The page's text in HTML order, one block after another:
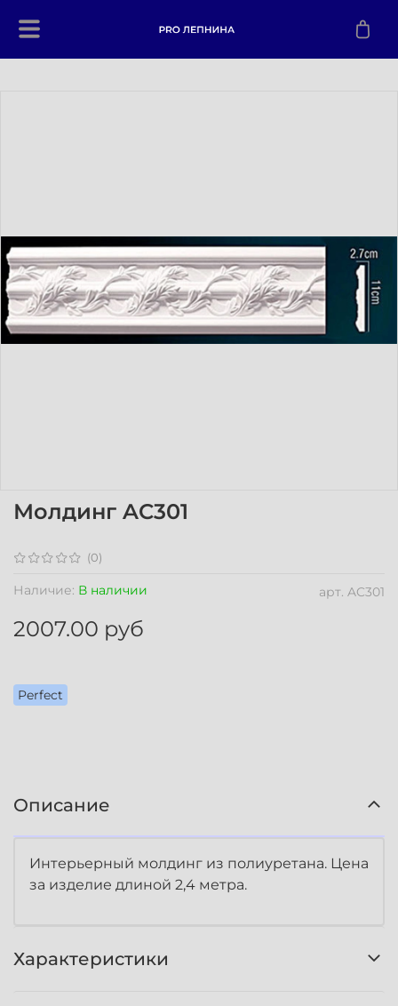
(0)
арт. AC301
Наличие: В наличии
Perfect
Молдинг AC301
2007.00 руб
Описание
Интерьерный молдинг из полиуретана. Цена
за изделие длиной 2,4 метра.
Характеристики